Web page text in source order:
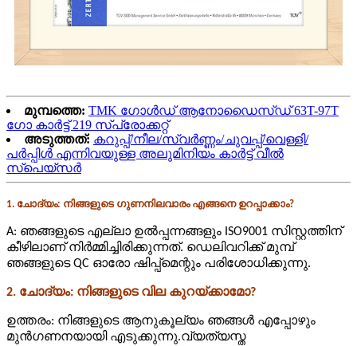
മുമ്പത്തെ: TMK ഗോൾഡ് ആനോഡൈസ്ഡ് 63T-97T
ഗോ കാർട്ട് 219 സ്‌പ്രോക്കറ്റ്
അടുത്തത്: കറുപ്പ്/നീല/സ്വർണ്ണം/ചുവപ്പ്/വെള്ളി/
പർപ്പിൾ എന്നിവയുള്ള അലുമിനിയം കാർട്ട് വീൽ
സ്‌പെയ്‌സർ
1. ചോദ്യം: നിങ്ങളുടെ ഗുണനിലവാരം എങ്ങനെ ഉറപ്പാക്കാം?
A: ഞങ്ങളുടെ എല്ലാ ഉൽപ്പന്നങ്ങളും ISO9001 സിസ്റ്റത്തിന്
കീഴിലാണ് നിർമ്മിച്ചിരിക്കുന്നത്. ഡെലിവറിക്ക് മുമ്പ്
ഞങ്ങളുടെ QC ഓരോ ഷിപ്പ്മെന്റും പരിശോധിക്കുന്നു.
2. ചോദ്യം: നിങ്ങളുടെ വില കുറയ്ക്കാമോ?
ഉത്തരം: നിങ്ങളുടെ ആനുകൂല്യം ഞങ്ങൾ എപ്പോഴും
മുൻ‌ഗണനയായി എടുക്കുന്നു.വ്യത്യസ്ത